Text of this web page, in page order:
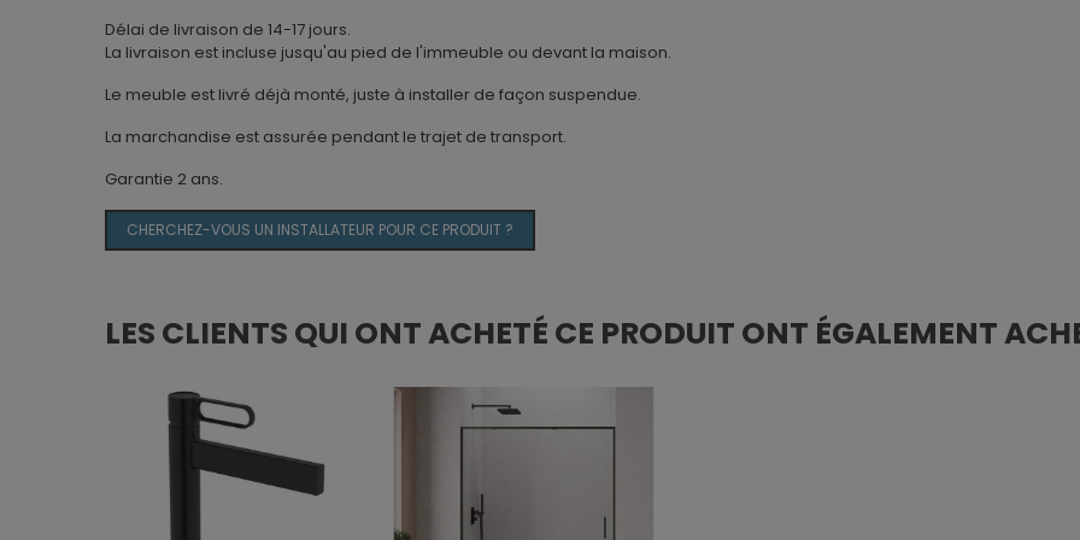
Délai de livraison de 14-17 jours.
La livraison est incluse jusqu'au pied de l'immeuble ou devant la maison.
Le meuble est livré déjà monté, juste à installer de façon suspendue.
La marchandise est assurée pendant le trajet de transport.
Garantie 2 ans.
CHERCHEZ-VOUS UN INSTALLATEUR POUR CE PRODUIT ?
LES CLIENTS QUI ONT ACHETÉ CE PRODUIT ONT ÉGALEMENT